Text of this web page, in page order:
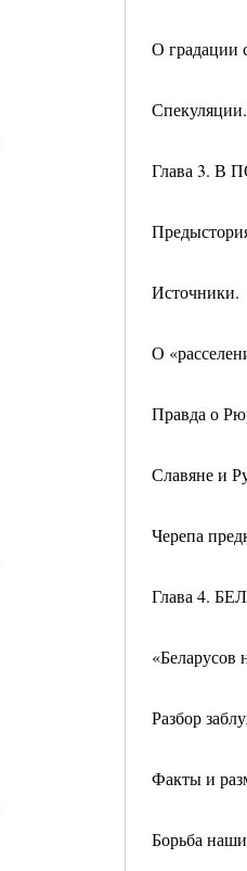
О градации
Спекуляции.
Глава 3.
Источники.
О
Правда о
Славяне и
Черепа
Глава 4.
«Беларусов
Разбор
Факты и
Борьба